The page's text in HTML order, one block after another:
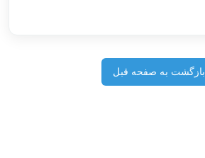
بازگشت به صفحه قبل